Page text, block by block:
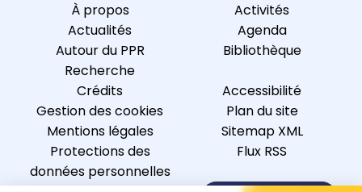
À propos
Actualités
Autour du PPR
Recherche
Activités
Agenda
Bibliothèque
Crédits
Gestion des cookies
Mentions légales
Protections des
données personnelles
Accessibilité
Plan du site
Sitemap XML
Flux RSS